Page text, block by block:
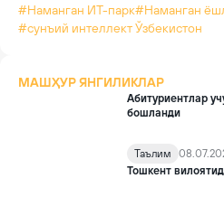
#Наманган ИТ-парк#Наманган
#сунъий интеллект Ўзбекистон
МАШҲУР ЯНГИЛИКЛАР
Абитуриентлар
бошланди
Таълим
Тошкент